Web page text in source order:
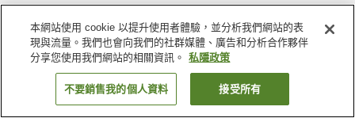
找客房
本網站使用 cookie 以提升使用者體驗，並分析我們網站的表
現與流量。我們也會向我們的社群媒體、廣告和分析合作夥伴
分享您使用我們網站的相關資訊。
私隱政策
不要銷售我的個人資料 接受所有